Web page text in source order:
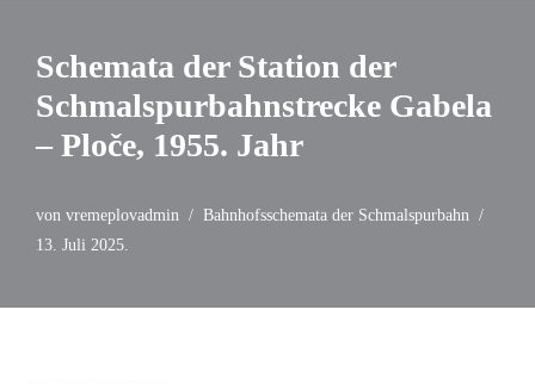
Schemata der Station der
Schmalspurbahnstrecke Gabela
– Ploče, 1955. Jahr
von vremeplovadmin
Bahnhofsschemata der Schmalspurbahn
13. Juli 2025.